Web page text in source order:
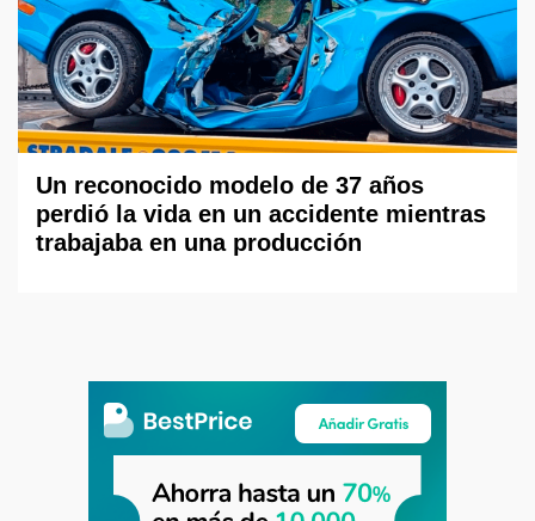
Un reconocido modelo de 37 años
perdió la vida en un accidente mientras
trabajaba en una producción